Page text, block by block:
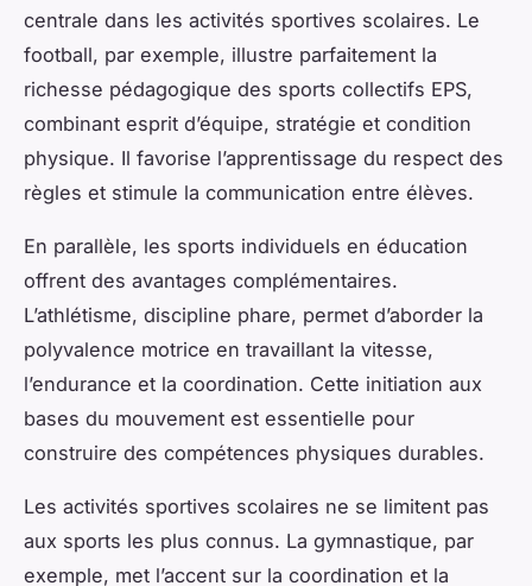
centrale dans les activités sportives scolaires. Le
football, par exemple, illustre parfaitement la
richesse pédagogique des sports collectifs EPS,
combinant esprit d’équipe, stratégie et condition
physique. Il favorise l’apprentissage du respect des
règles et stimule la communication entre élèves.
En parallèle, les sports individuels en éducation
offrent des avantages complémentaires.
L’athlétisme, discipline phare, permet d’aborder la
polyvalence motrice en travaillant la vitesse,
l’endurance et la coordination. Cette initiation aux
bases du mouvement est essentielle pour
construire des compétences physiques durables.
Les activités sportives scolaires ne se limitent pas
aux sports les plus connus. La gymnastique, par
exemple, met l’accent sur la coordination et la